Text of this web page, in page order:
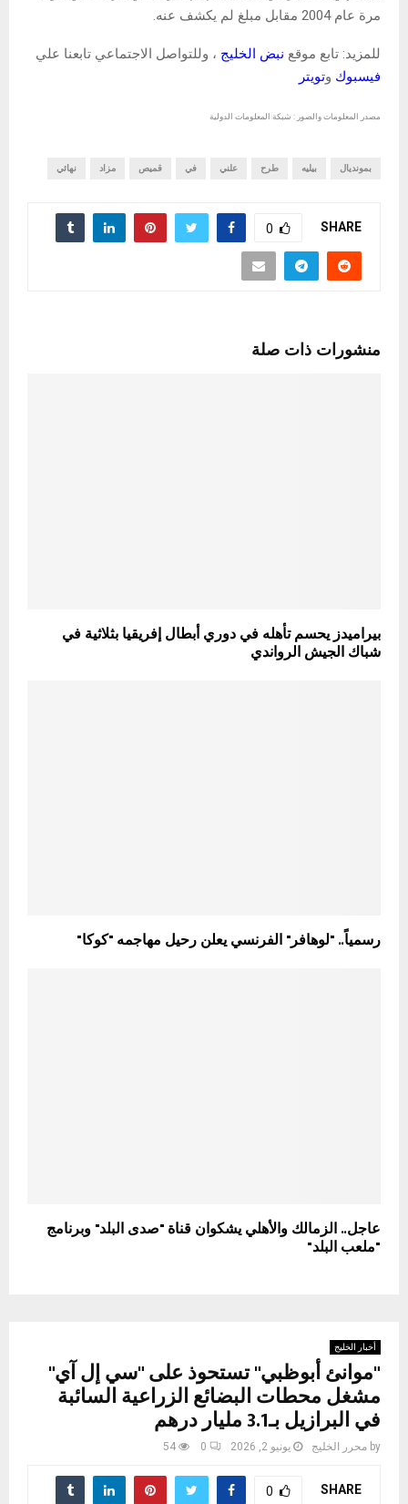
مرة عام 2004 مقابل مبلغ لم يكشف عنه.
للمزيد: تابع موقع نبض الخليج ، وللتواصل الاجتماعي تابعنا علي
فيسبوك وتويتر
مصدر المعلومات والصور : شبكة المعلومات الدولية
بمونديال بيليه طرح علني في قميص مزاد نهائي
SHARE
0
منشورات ذات صلة
بيراميدز يحسم تأهله في دوري أبطال إفريقيا بثلاثية في
شباك الجيش الرواندي
رسمياً.. "لوهافر" الفرنسي يعلن رحيل مهاجمه "كوكا"
عاجل.. الزمالك والأهلي يشكوان قناة "صدى البلد" وبرنامج
"ملعب البلد"
أخبار الخليج
"موانئ أبوظبي" تستحوذ على "سي إل آي"
مشغل محطات البضائع الزراعية السائبة
في البرازيل بـ3.1 مليار درهم
by محرر الخليج يونيو 2, 2026 0
54
SHARE
0